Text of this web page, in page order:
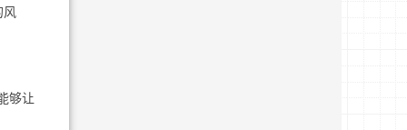
够让